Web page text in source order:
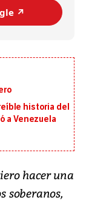
↗️
historia del
a Venezuela
hacer una
soberanos,